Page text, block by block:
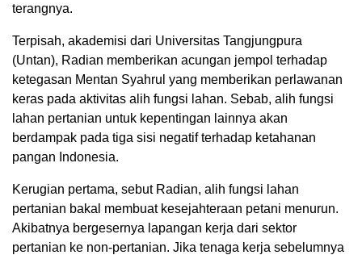
terangnya.
Terpisah, akademisi dari Universitas Tangjungpura
(Untan), Radian memberikan acungan jempol terhadap
ketegasan Mentan Syahrul yang memberikan perlawanan
keras pada aktivitas alih fungsi lahan. Sebab, alih fungsi
lahan pertanian untuk kepentingan lainnya akan
berdampak pada tiga sisi negatif terhadap ketahanan
pangan Indonesia.
Kerugian pertama, sebut Radian, alih fungsi lahan
pertanian bakal membuat kesejahteraan petani menurun.
Akibatnya bergesernya lapangan kerja dari sektor
pertanian ke non-pertanian. Jika tenaga kerja sebelumnya